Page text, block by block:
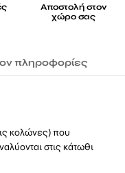
Αποστολή στον
χώρο σας
πληροφορίες
κολώνες) που
στις κάτωθι